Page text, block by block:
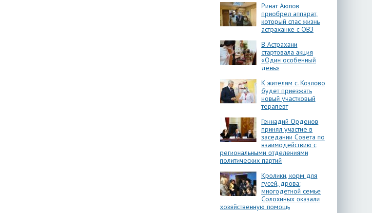
Ринат Аюпов
приобрел аппарат,
который спас жизнь
астраханке с ОВЗ
В Астрахани
стартовала акция
«Один особенный
день»
К жителям с. Козлово
будет приезжать
новый участковый
терапевт
Геннадий Орденов
принял участие в
заседании Совета по
взаимодействию с
региональными отделениями
политических партий
Кролики, корм для
гусей, дрова:
многодетной семье
Солохиных оказали
хозяйственную помощь